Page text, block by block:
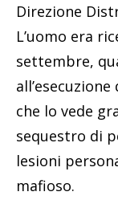
Direzione
L’uomo era
settembre,
che lo vede
sequestro di
lesioni
mafioso.